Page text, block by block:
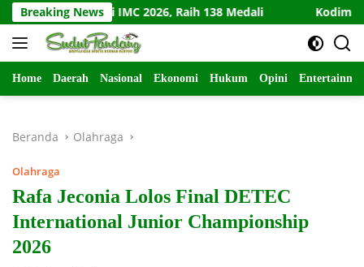
Langsung
ke
konten
Breaking News
IMC 2026, Raih 138 Medali Kodim Kediri
Home Daerah Nasional Ekonomi Hukum Opini
Beranda Olahraga
Olahraga
Rafa Jeconia Lolos Final DETEC
International Junior Championship
2026